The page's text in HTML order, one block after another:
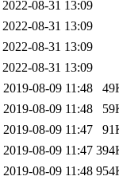
2022-08-31 13:09
2022-08-31 13:09
2022-08-31 13:09
2022-08-31 13:09
2019-08-09 11:48
2019-08-09 11:48
2019-08-09 11:47
2019-08-09 11:47
2019-08-09 11:48